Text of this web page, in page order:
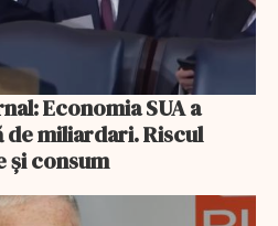
Economia SUA a
miliardari. Riscul
și consum